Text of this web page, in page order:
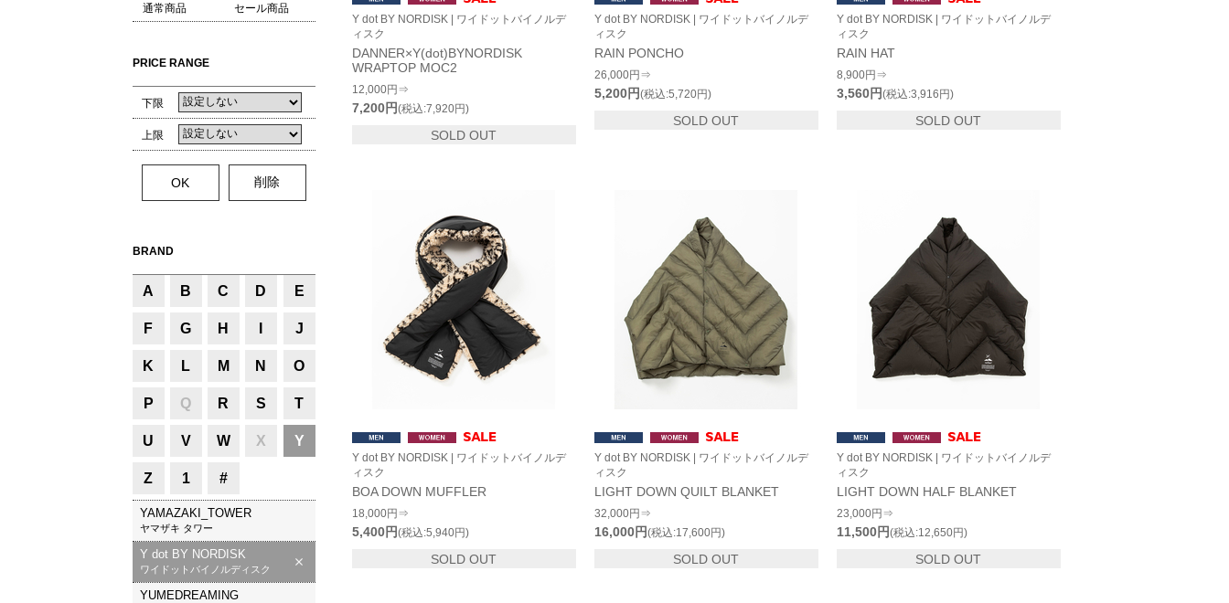
通常商品 セール商品
PRICE RANGE
下限
上限
BRAND
A B C D E
F G H J
K L M N O
P Q R S T
U V W X Y
Z 1 #
YAMAZAKI_TOWER
ヤマザキ タワー
Y dot BY NORDISK
ワイドットバイノルディスク
YUMEDREAMING
Y dot BY NORDISK | ワイドットバイノルデ
ィスク
DANNER×Y(dot)BYNORDISK
WRAPTOP MOC2
12,000円⇒
7,200円(税込:7,920円)
SOLD OUT
Y dot BY NORDISK | ワイドットバイノルデ
ィスク
RAIN PONCHO
26,000円⇒
5,200円(税込:5,720円)
SOLD OUT
Y dot BY NORDISK | ワイドットバイノルデ
ィスク
RAIN HAT
8,900円⇒
3,560円(税込:3,916円)
SOLD OUT
Y dot BY NORDISK | ワイドットバイノルデ
ィスク
BOA DOWN MUFFLER
18,000円⇒
5,400円(税込:5,940円)
SOLD OUT
Y dot BY NORDISK | ワイドットバイノルデ
ィスク
LIGHT DOWN QUILT BLANKET
32,000円⇒
16,000円(税込:17,600円)
SOLD OUT
Y dot BY NORDISK | ワイドットバイノルデ
ィスク
LIGHT DOWN HALF BLANKET
23,000円⇒
11,500円(税込:12,650円)
SOLD OUT